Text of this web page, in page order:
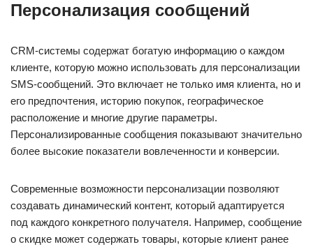
Персонализация сообщений
CRM-системы содержат богатую информацию о каждом
клиенте, которую можно использовать для персонализации
SMS-сообщений. Это включает не только имя клиента, но и
его предпочтения, историю покупок, географическое
расположение и многие другие параметры.
Персонализированные сообщения показывают значительно
более высокие показатели вовлеченности и конверсии.
Современные возможности персонализации позволяют
создавать динамический контент, который адаптируется
под каждого конкретного получателя. Например, сообщение
о скидке может содержать товары, которые клиент ранее